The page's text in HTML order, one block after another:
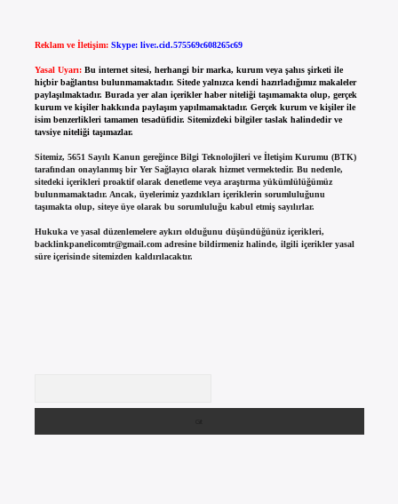
Reklam ve İletişim: Skype: live:.cid.575569c608265c69
Yasal Uyarı: Bu internet sitesi, herhangi bir marka, kurum veya şahıs şirketi ile
hiçbir bağlantısı bulunmamaktadır. Sitede yalnızca kendi hazırladığımız makaleler
paylaşılmaktadır. Burada yer alan içerikler haber niteliği taşımamakta olup, gerçek
kurum ve kişiler hakkında paylaşım yapılmamaktadır. Gerçek kurum ve kişiler ile
isim benzerlikleri tamamen tesadüfidir. Sitemizdeki bilgiler taslak halindedir ve
tavsiye niteliği taşımazlar.
Sitemiz, 5651 Sayılı Kanun gereğince Bilgi Teknolojileri ve İletişim Kurumu (BTK)
tarafından onaylanmış bir Yer Sağlayıcı olarak hizmet vermektedir. Bu nedenle,
sitedeki içerikleri proaktif olarak denetleme veya araştırma yükümlülüğümüz
bulunmamaktadır. Ancak, üyelerimiz yazdıkları içeriklerin sorumluluğunu
taşımakta olup, siteye üye olarak bu sorumluluğu kabul etmiş sayılırlar.
Hukuka ve yasal düzenlemelere aykırı olduğunu düşündüğünüz içerikleri,
backlinkpanelicomtr@gmail.comadresine bildirmeniz halinde, ilgili içerikler yasal
süre içerisinde sitemizden kaldırılacaktır.